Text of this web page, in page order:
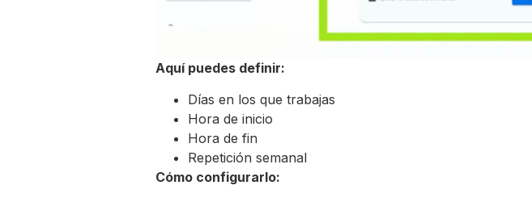
Aquí puedes definir:
Días en los que trabajas
Hora de inicio
Hora de fin
Repetición semanal
Cómo configurarlo: